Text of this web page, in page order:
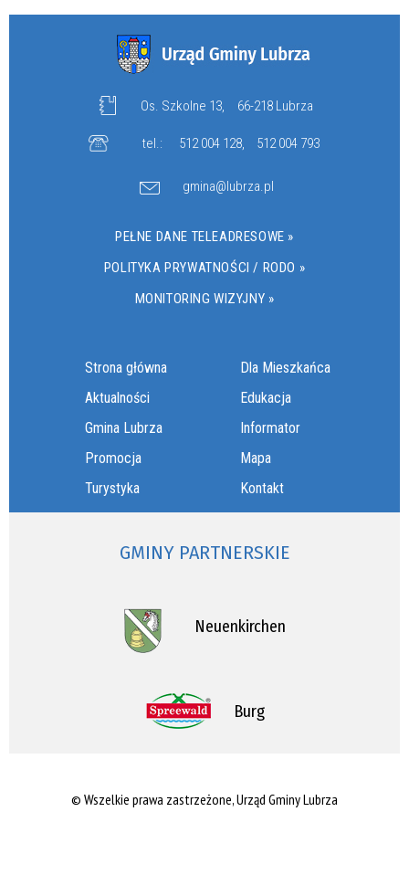
Os. Szkolne 13, 66-218 Lubrza
tel.: 512 004 128, 512 004 793
gmina@lubrza.pl
PEŁNE DANE TELEADRESOWE »
POLITYKA PRYWATNOŚCI / RODO »
MONITORING WIZYJNY »
Strona główna
Aktualności
Gmina Lubrza
Promocja
Turystyka
Dla Mieszkańca
Edukacja
Informator
Mapa
Kontakt
GMINY PARTNERSKIE
Neuenkirchen
Burg
© Wszelkie prawa zastrzeżone, Urząd Gminy Lubrza